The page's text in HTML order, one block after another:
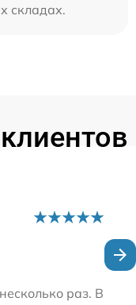
складах.
раз.